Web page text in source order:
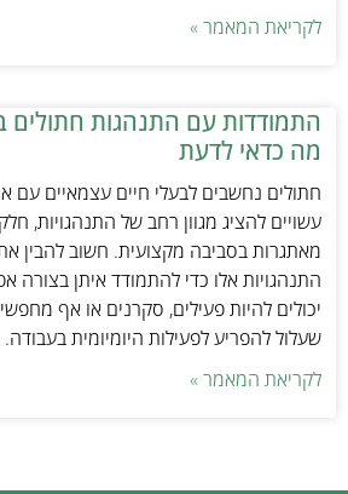
לקריאת המאמר »
התמודדות עם התנהגות חתולים
מה כדאי לדעת
חתולים נחשבים לבעלי חיים עצמאיים עם
עשויים להציג מגוון רחב של התנהגויות,
מאתגרות בסביבה מקצועית. חשוב להבין
התנהגויות אלו כדי להתמודד איתן בצורה
יכולים להיות פעילים, סקרנים או אף
שעלול להפריע לפעילות היומיומית בעבודה.
לקריאת המאמר »